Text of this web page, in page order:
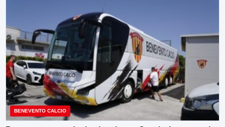
BENEVENTO CALCIO